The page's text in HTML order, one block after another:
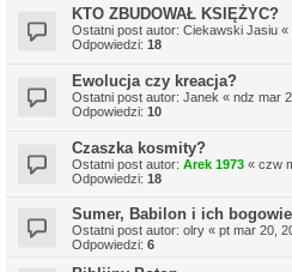
KTO ZBUDOWAŁ KSIĘŻYC?
Ostatni post autor: Ciekawski Jasiu «
Odpowiedzi: 18
Ewolucja czy kreacja?
Ostatni post autor: Janek « ndz mar
Odpowiedzi: 10
Czaszka kosmity?
Ostatni post autor: Arek 1973 « czw
Odpowiedzi: 18
Sumer, Babilon i ich bogowie
Ostatni post autor: olry « pt mar 20,
Odpowiedzi: 6